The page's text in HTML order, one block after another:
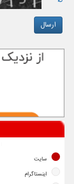
سایت
اینستاگرام